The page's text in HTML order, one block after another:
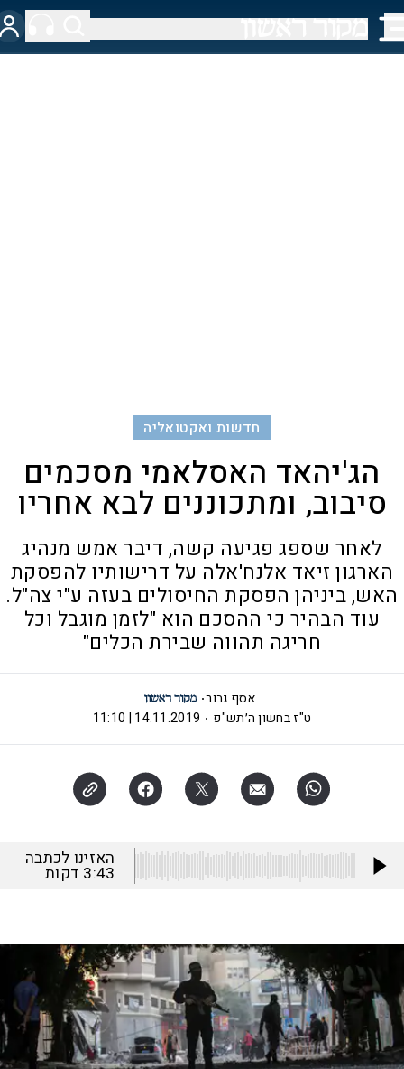
חדשות ואקטואליה
הג'יהאד האסלאמי מסכמים
סיבוב, ומתכוננים לבא אחריו
לאחר שספג פגיעה קשה, דיבר אמש מנהיג
הארגון זיאד אלנח'אלה על דרישותיו להפסקת
האש, ביניהן הפסקת החיסולים בעזה ע"י צה"ל.
עוד הבהיר כי ההסכם הוא "לזמן מוגבל וכל
חריגה תהווה שבירת הכלים"
אסף גבור
ט"ז בחשון ה׳תש"פ
14.11.2019 | 11:10
האזינו לכתבה
3:43 דקות